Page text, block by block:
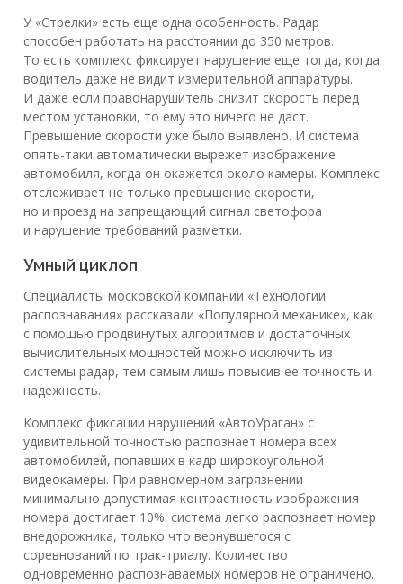
У «Стрелки» есть еще одна особенность. Радар
способен работать на расстоянии до 350 метров.
То есть комплекс фиксирует нарушение еще тогда, когда
водитель даже не видит измерительной аппаратуры.
И даже если правонарушитель снизит скорость перед
местом установки, то ему это ничего не даст.
Превышение скорости уже было выявлено. И система
опять-таки автоматически вырежет изображение
автомобиля, когда он окажется около камеры. Комплекс
отслеживает не только превышение скорости,
но и проезд на запрещающий сигнал светофора
и нарушение требований разметки.
Умный циклоп
Специалисты московской компании «Технологии
распознавания» рассказали «Популярной механике», как
с помощью продвинутых алгоритмов и достаточных
вычислительных мощностей можно исключить из
системы радар, тем самым лишь повысив ее точность и
надежность.
Комплекс фиксации нарушений «АвтоУраган» с
удивительной точностью распознает номера всех
автомобилей, попавших в кадр широкоугольной
видеокамеры. При равномерном загрязнении
минимально допустимая контрастность изображения
номера достигает 10%: система легко распознает номер
внедорожника, только что вернувшегося с
соревнований по трак-триалу. Количество
одновременно распознаваемых номеров не ограничено.